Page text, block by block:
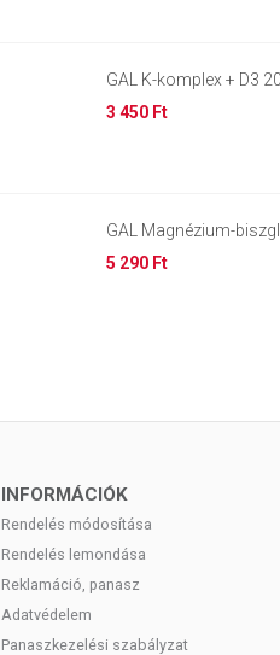
GAL K-komplex + D3
3 450 Ft
GAL Magnézium-
5 290 Ft
INFORMÁCIÓK
Rendelés módosítása
Rendelés lemondása
Reklamáció, panasz
Adatvédelem
Panaszkezelési szabályzat